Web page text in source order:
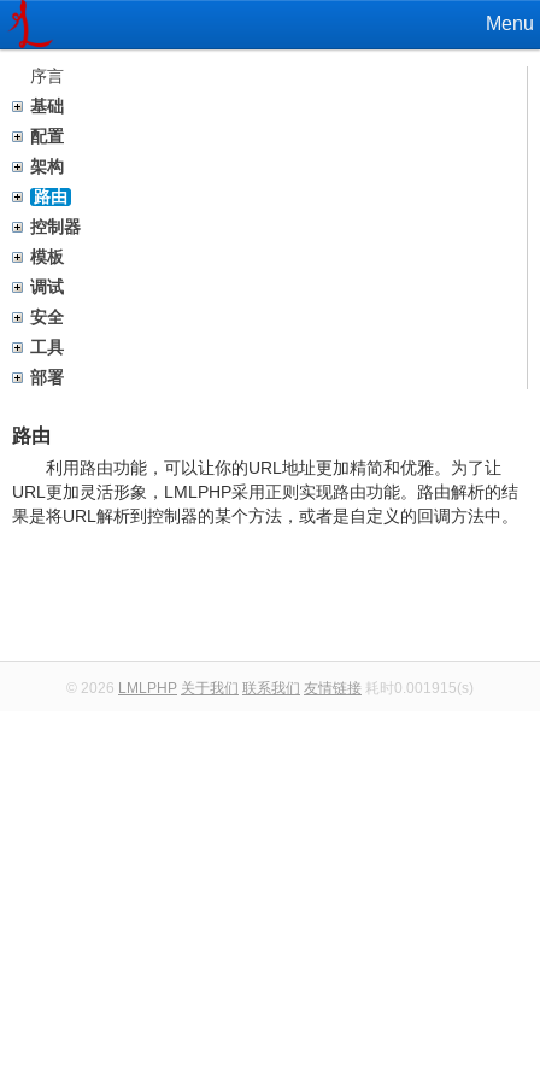
Menu
序言
基础
配置
架构
路由
控制器
模板
调试
安全
工具
部署
路由
利用路由功能，可以让你的URL地址更加精简和优雅。为了让
URL更加灵活形象，LMLPHP采用正则实现路由功能。路由解析的结
果是将URL解析到控制器的某个方法，或者是自定义的回调方法中。
© 2026 LMLPHP 关于我们 联系我们 友情链接 耗时0.001915(s)